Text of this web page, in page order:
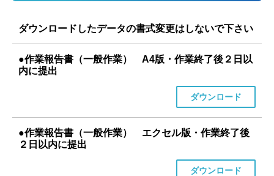
ダウンロードしたデータの書式変更はしないで下さい
●作業報告書（一般作業） A4版・作業終了後２日以
内に提出
ダウンロード
●作業報告書（一般作業） エクセル版・作業終了後
２日以内に提出
ダウンロード